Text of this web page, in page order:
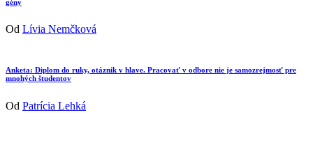
gény
Od Lívia Nemčková
Anketa: Diplom do ruky, otáznik v hlave. Pracovať v odbore nie je samozrejmosť pre
mnohých študentov
Od Patrícia Lehká